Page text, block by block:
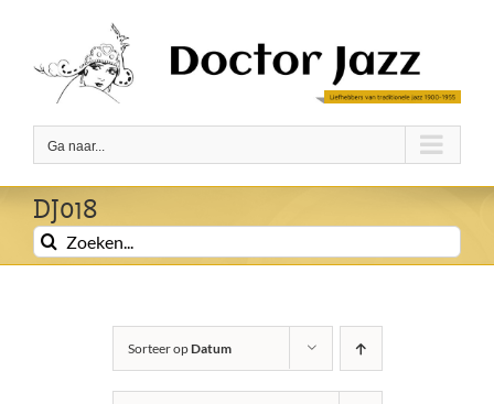
inhoud
Ga naar...
DJ018
Zoeken
naar:
Sorteer opDatum